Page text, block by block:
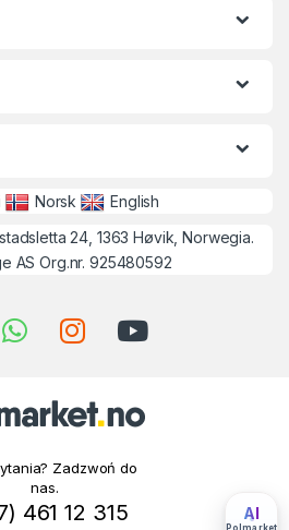
Norsk
English
24, 1363 Høvik, Norwegia.
AS Org.nr. 925480592
Zadzwoń do
nas.
461 12 315 AI
Polmarket